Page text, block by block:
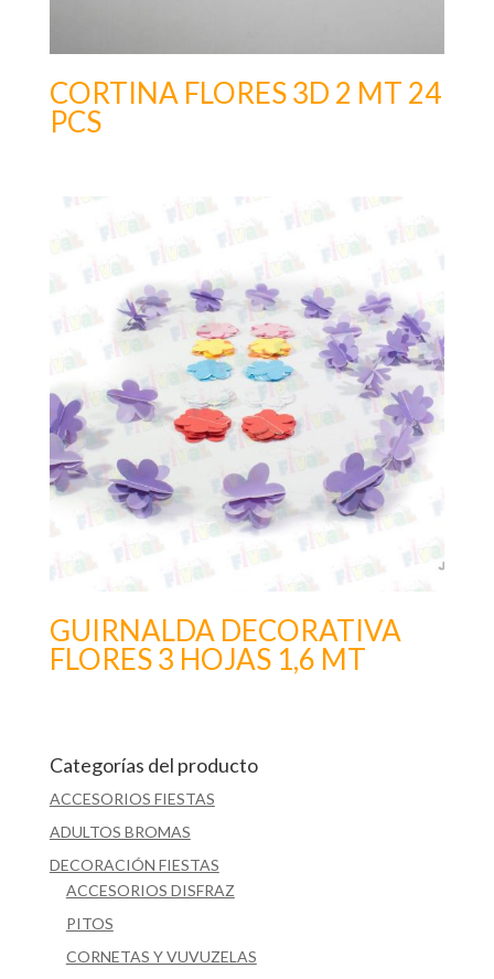
CORTINA FLORES 3D 2 MT 24
PCS
GUIRNALDA DECORATIVA
FLORES 3 HOJAS 1,6 MT
Categorías del producto
ACCESORIOS FIESTAS
ADULTOS BROMAS
DECORACIÓN FIESTAS
ACCESORIOS DISFRAZ
PITOS
CORNETAS Y VUVUZELAS